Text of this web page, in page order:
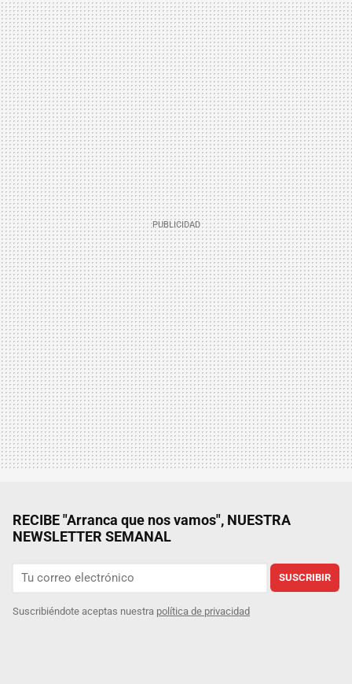
RECIBE "Arranca que nos vamos", NUESTRA
NEWSLETTER SEMANAL
SUSCRIBIR
Suscribiéndote aceptas nuestra política de privacidad